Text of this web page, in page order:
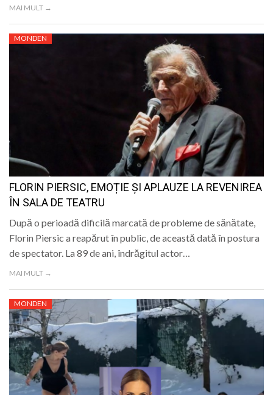
MAI MULT →
MONDEN
FLORIN PIERSIC, EMOȚIE ȘI APLAUZE LA REVENIREA
ÎN SALA DE TEATRU
După o perioadă dificilă marcată de probleme de sănătate,
Florin Piersic a reapărut în public, de această dată în postura
de spectator. La 89 de ani, îndrăgitul actor…
MAI MULT →
MONDEN